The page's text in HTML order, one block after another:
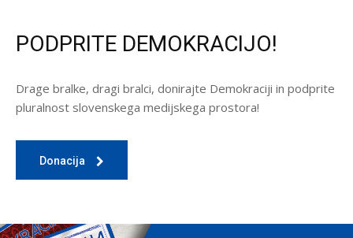
PODPRITE DEMOKRACIJO!
Drage bralke, dragi bralci, donirajte Demokraciji in podprite
pluralnost slovenskega medijskega prostora!
Donacija